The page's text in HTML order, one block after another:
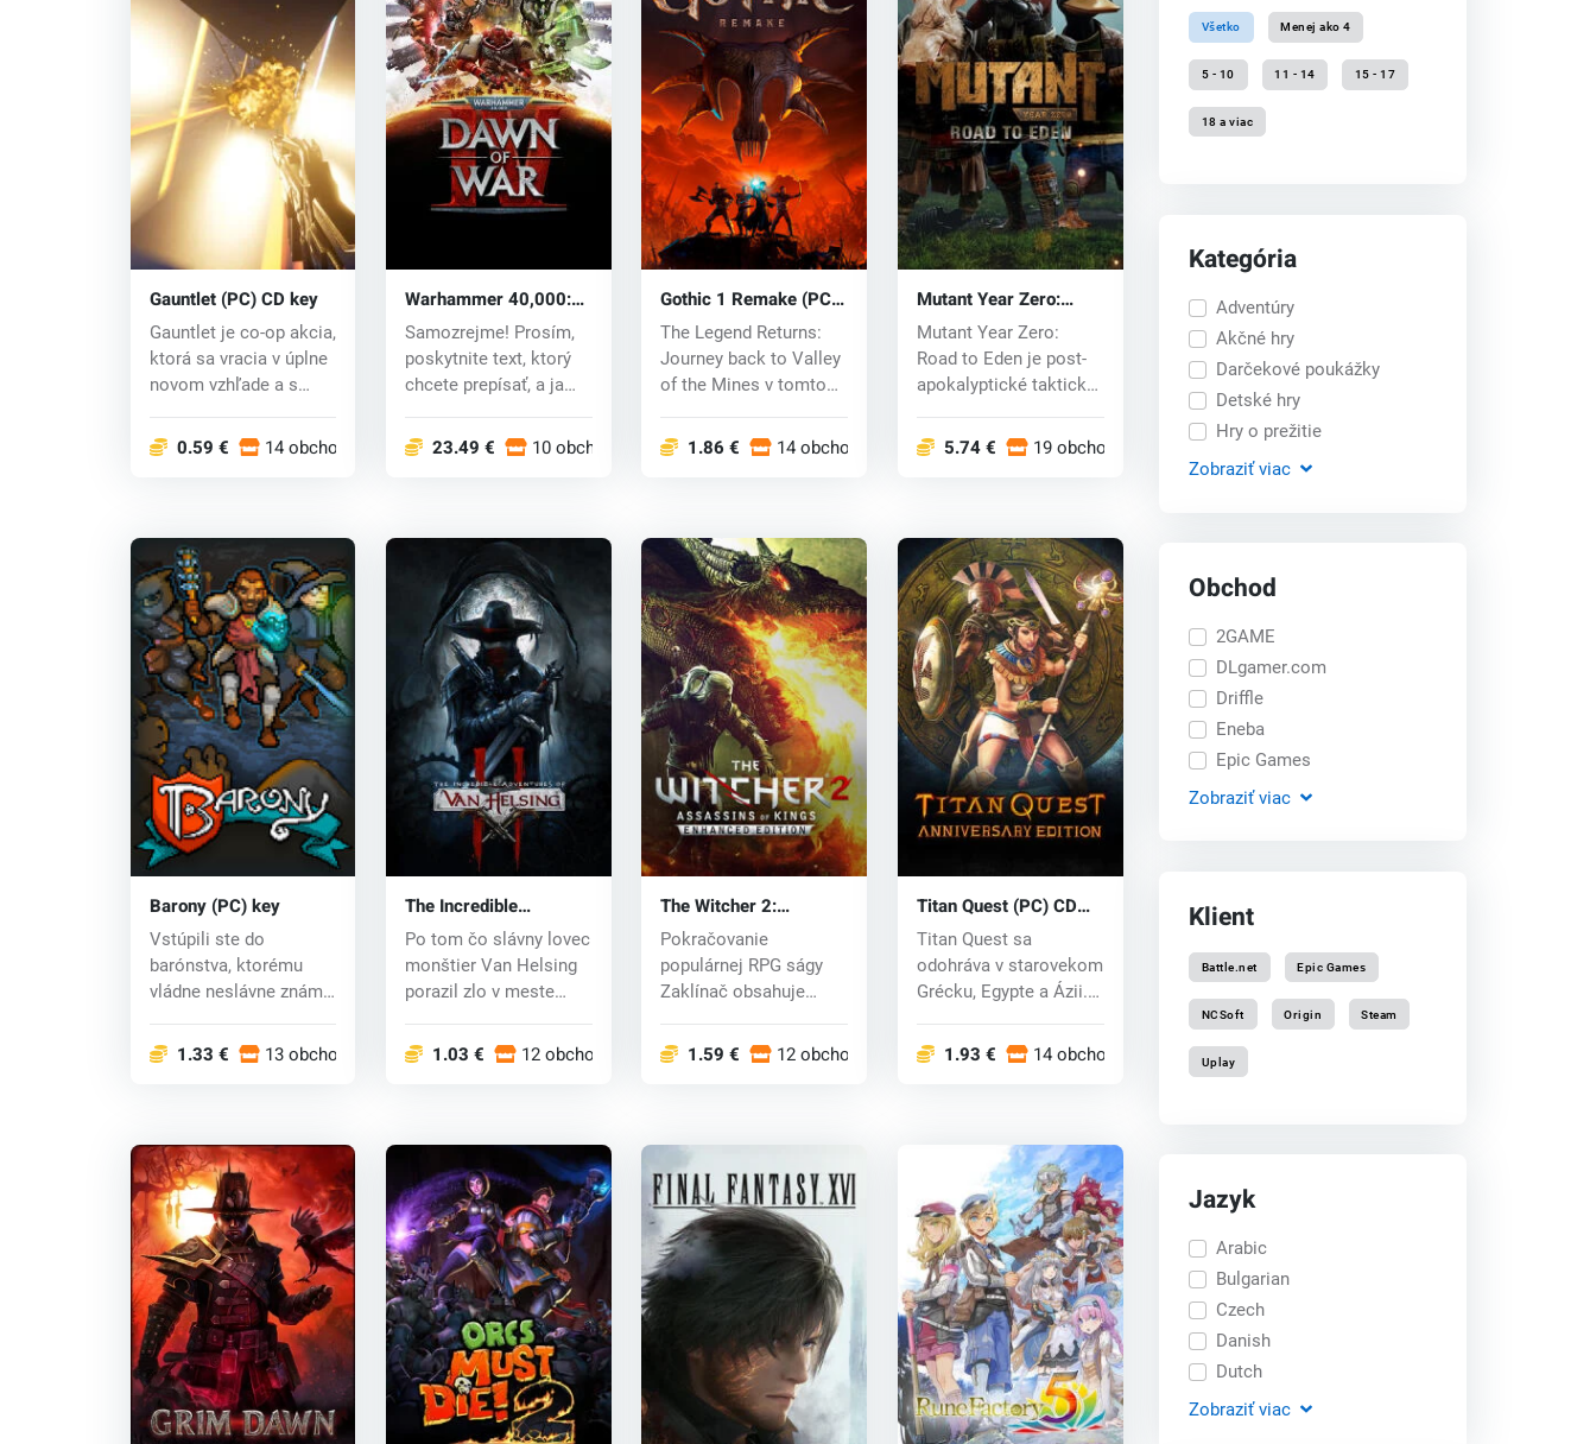
Gauntlet (PC) CD key
Gauntlet je co-op akcia,
ktorá sa vracia v úplne
novom vzhľade a s
0.59 € 14 obchodoch
Warhammer 40,000:
Dawn of War IV (PC)
key
Samozrejme! Prosím,
poskytnite text, ktorý
chcete prepísať, a ja
23.49 € 10 obchodoch
Gothic 1 Remake (PC)
key
The Legend Returns:
Journey back to Valley
of the Mines v tomto
1.86 € 14 obchodoch
Mutant Year Zero:
Road to Eden (PC) CD
key
Mutant Year Zero:
Road to Eden je post-
apokalyptické taktické
5.74 € 19 obchodoch
Barony (PC) key
Vstúpili ste do
barónstva, ktorému
vládne neslávne známy
1.33 € 13 obchodoch
The Incredible
Adventures of Van
Helsing 2 (PC) CD key
Po tom čo slávny lovec
monštier Van Helsing
porazil zlo v meste
1.03 € 12 obchodoch
The Witcher 2:
Assassins of Kings
(Zaklínač 2) (PC) CD
key
Pokračovanie
populárnej RPG ságy
Zaklínač obsahuje
fascin...
1.59 € 12 obchodoch
Titan Quest (PC) CD
key
Titan Quest sa
odohráva v starovekom
Grécku, Egypte a Ázii.
1.93 € 14 obchodoch
Všetko Menej ako 4
5 - 10 11 - 14 15 - 17
18 a viac
Kategória
Adventúry
Akčné hry
Darčekové poukážky
Detské hry
Hry o prežitie
Zobraziť viac
Obchod
2GAME
DLgamer.com
Driffle
Eneba
Epic Games
Zobraziť viac
Klient
Battle.net Epic Games
NCSoft Origin Steam
Uplay
Jazyk
Arabic
Bulgarian
Czech
Danish
Dutch
Zobraziť viac